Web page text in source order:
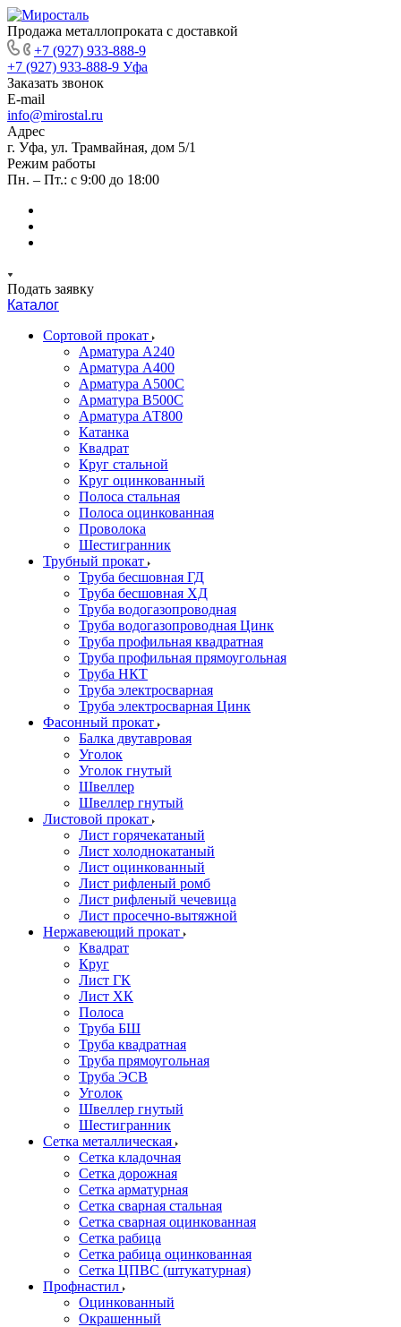
Продажа металлопроката с доставкой
+7 (927) 933-888-9
+7 (927) 933-888-9 Уфа
Заказать звонок
E-mail
info@mirostal.ru
Адрес
г. Уфа, ул. Трамвайная, дом 5/1
Режим работы
Пн. – Пт.: с 9:00 до 18:00
Подать заявку
Каталог
Сортовой прокат
Арматура А240
Арматура А400
Арматура А500C
Арматура В500С
Арматура АТ800
Катанка
Квадрат
Круг стальной
Круг оцинкованный
Полоса стальная
Полоса оцинкованная
Проволока
Шестигранник
Трубный прокат
Труба бесшовная ГД
Труба бесшовная ХД
Труба водогазопроводная
Труба водогазопроводная Цинк
Труба профильная квадратная
Труба профильная прямоугольная
Труба НКТ
Труба электросварная
Труба электросварная Цинк
Фасонный прокат
Балка двутавровая
Уголок
Уголок гнутый
Швеллер
Швеллер гнутый
Листовой прокат
Лист горячекатаный
Лист холоднокатаный
Лист оцинкованный
Лист рифленый ромб
Лист рифленый чечевица
Лист просечно-вытяжной
Нержавеющий прокат
Квадрат
Круг
Лист ГК
Лист ХК
Полоса
Труба БШ
Труба квадратная
Труба прямоугольная
Труба ЭСВ
Уголок
Швеллер гнутый
Шестигранник
Сетка металлическая
Сетка кладочная
Сетка дорожная
Сетка арматурная
Сетка сварная стальная
Сетка сварная оцинкованная
Сетка рабица
Сетка рабица оцинкованная
Сетка ЦПВС (штукатурная)
Профнастил
Оцинкованный
Окрашенный